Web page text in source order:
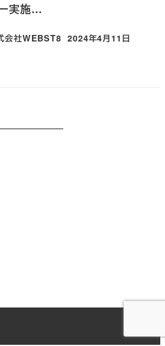
実施…
会社WEBST8
投稿日
2024年4月11日